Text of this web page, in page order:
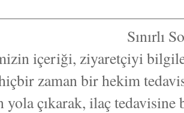
Sınırlı
içeriği, ziyaretçiyi
zaman bir hekim
yola çıkarak, ilaç